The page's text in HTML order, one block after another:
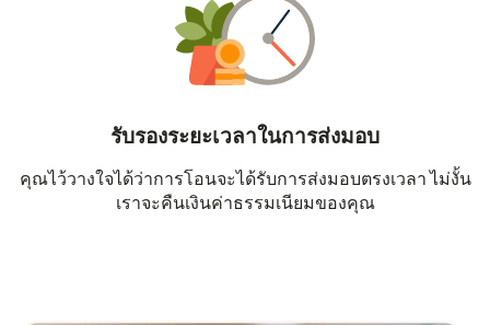
รับรองระยะเวลาในการส่งมอบ
คุณไว้วางใจได้ว่าการโอนจะได้รับการส่งมอบตรงเวลา ไม่งั้น
เราจะคืนเงินค่าธรรมเนียมของคุณ